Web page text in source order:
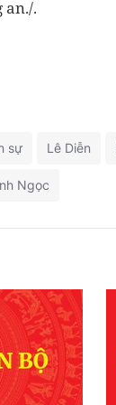
an./.
sự Lê Diễn
Ngọc